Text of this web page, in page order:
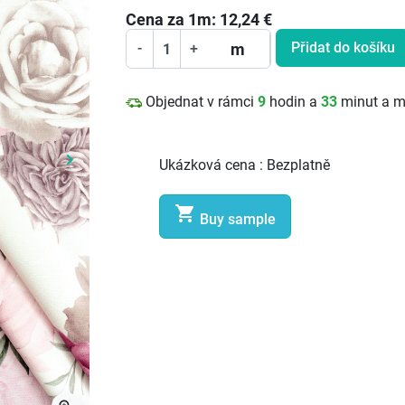
Další
keyboard_arrow_right
Cena za 1m: 12,24€
- + m Přidat do košíku
Objednat v rámci 9 hodin a 33 minut a
Ukázková cena : Bezplatně
 Buy sample